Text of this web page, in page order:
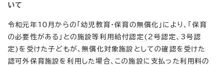
いて
令和元年10月からの「幼児教育・保育の無償化」により、「保育
の必要性がある」との施設等利用給付認定(2号認定、3号認
定)を受けた子どもが、無償化対象施設としての確認を受けた
認可外保育施設を利用した場合、この施設に支払った利用料の